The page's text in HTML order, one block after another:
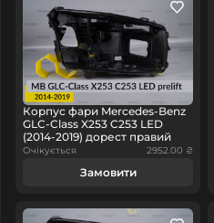
Корпус фари Mercedes-Benz
GLC-Class X253 C253 LED
(2014-2019) дорест правий
Очікується 2952.00 ₴
Замовити